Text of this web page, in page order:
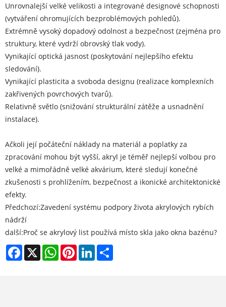
Unrovnalejší velké velikosti a integrované designové schopnosti
(vytváření ohromujících bezproblémových pohledů).
Extrémně vysoký dopadový odolnost a bezpečnost (zejména pro
struktury, které vydrží obrovský tlak vody).
Vynikající optická jasnost (poskytování nejlepšího efektu
sledování).
Vynikající plasticita a svoboda designu (realizace komplexních
zakřivených povrchových tvarů).
Relativně světlo (snižování strukturální zátěže a usnadnění
instalace).
Ačkoli její počáteční náklady na materiál a poplatky za
zpracování mohou být vyšší, akryl je téměř nejlepší volbou pro
velké a mimořádně velké akvárium, které sledují konečné
zkušenosti s prohlížením, bezpečnost a ikonické architektonické
efekty.
Předchozí:Zavedení systému podpory života akrylových rybích
nádrží
další:Proč se akrylový list používá místo skla jako okna bazénu?
Facebook
X WhatsAppPinterestLinkedIn